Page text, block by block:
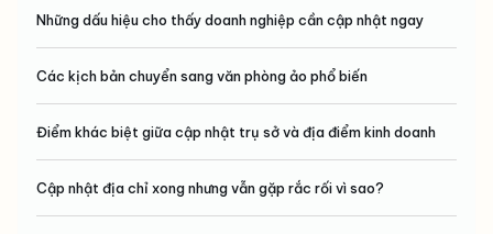
Những dấu hiệu cho thấy doanh nghiệp cần cập nhật ngay
Các kịch bản chuyển sang văn phòng ảo phổ biến
Điểm khác biệt giữa cập nhật trụ sở và địa điểm kinh doanh
Cập nhật địa chỉ xong nhưng vẫn gặp rắc rối vì sao?